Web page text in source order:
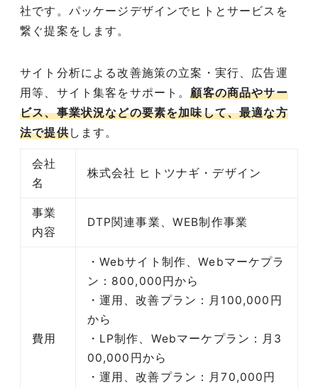
社です。パッケージデザインでヒトとサービスを
繋ぐ提案をします。
サイト分析による改善施策の立案・実行、広告運
用等、サイト集客をサポート。顧客の商品やサー
ビス、事業状況などの要素を加味して、最適な方
法で提供します。
会社
名
株式会社 ヒトツナギ・デザイン
事業
内容
DTP関連事業、WEB制作事業
費用
・Webサイト制作、Webマーケプラ
ン：800,000円から
・運用、改善プラン：月100,000円
から
・LP制作、Webマーケプラン：月3
00,000円から
・運用、改善プラン：月70,000円